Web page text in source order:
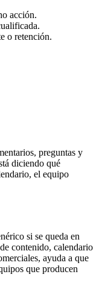
acción.
o retención.
preguntas y
diciendo qué
el equipo
si se queda en
contenido, calendario
ayuda a que
que producen